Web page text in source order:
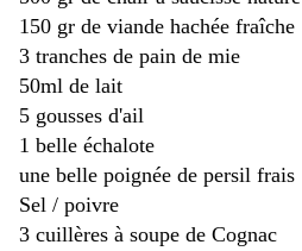
150 gr de viande hachée fraîche
3 tranches de pain de mie
50ml de lait
5 gousses d'ail
1 belle échalote
une belle poignée de persil frais
Sel / poivre
3 cuillères à soupe de Cognac